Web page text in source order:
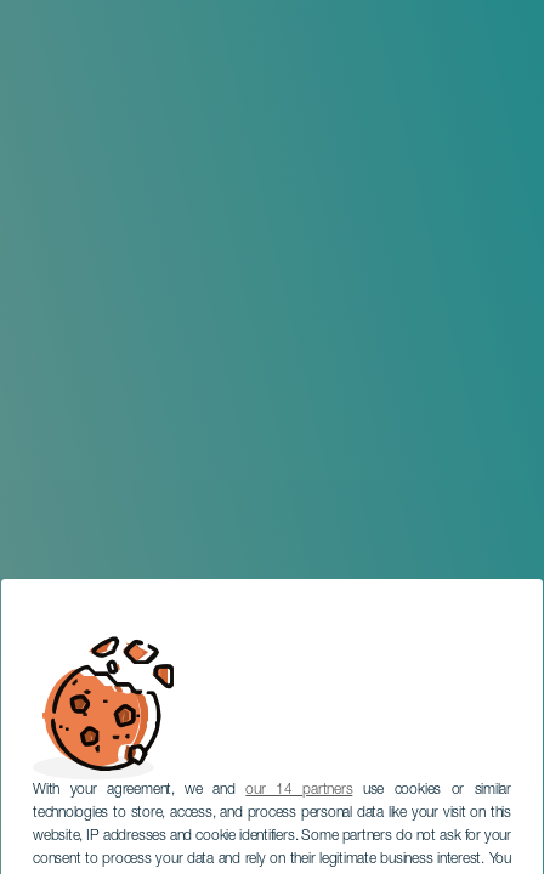
With your agreement, we andour 14 partnersuse cookies or similar
technologies to store, access, and process personal data like your visit on this
website, IP addresses and cookie identifiers. Some partners do not ask for your
consent to process your data and rely on their legitimate business interest. You
ТЕНЕРИФЕ